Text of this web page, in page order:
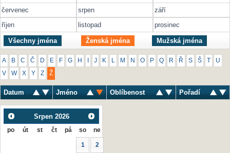
červenec
srpen
září
říjen
listopad prosinec
Všechny jména Ženská jména Mužská jména
A B C Č D E F G H J K M N O P Q R Ř S Š U
V W X Y Z Ž
Datum Jméno Oblíbenost Pořadí
Srpen 2026
po út st čt pá so ne
1 2